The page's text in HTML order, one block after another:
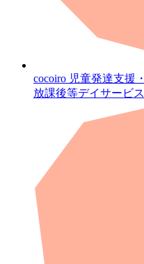
cocoiro 児童発達支援・
放課後等デイサービス